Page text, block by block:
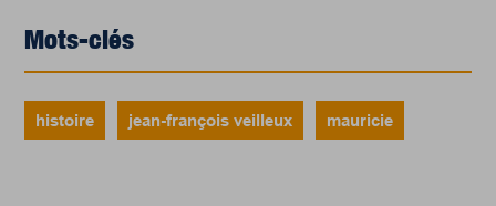
Mots-clés
histoire jean-françois veilleux mauricie